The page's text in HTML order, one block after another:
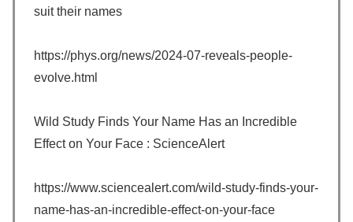
suit their names
https://phys.org/news/2024-07-reveals-people-
evolve.html
Wild Study Finds Your Name Has an Incredible
Effect on Your Face : ScienceAlert
https://www.sciencealert.com/wild-study-finds-your-
name-has-an-incredible-effect-on-your-face